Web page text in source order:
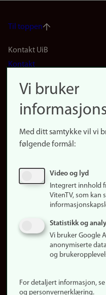
Til toppen
Footer
(no)
Kontakt UiB
Kontakt
Finn forsker
Presse
Finn studier
Ledige stillinger
Om nettstedet
Informasjonskapsler
Personvern
Vi bruker
Med ditt samtykke vil vi
følgende formål:
Video og lyd
Integrert innhold
VitenTV, som kan
Statistikk og
Vi bruker Google
anonymiserte
og
For detaljert informasjon,
og personvernerklæring.